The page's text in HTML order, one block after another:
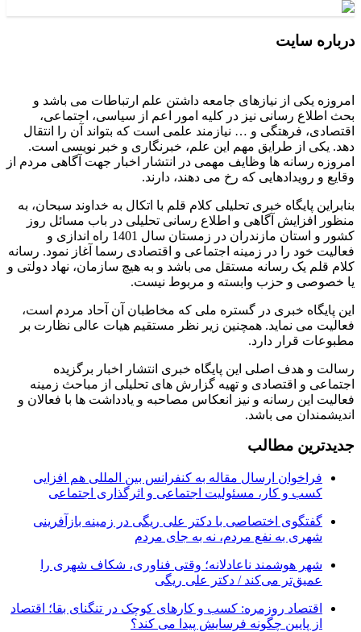
درباره سایت
امروزه یکی از نیازهای جامعه داشتن علم ارتباطات می باشد و
بحث اطلاع رسانی نیز در کلیه امور اعم از سیاسی، اجتماعی،
اقتصادی، فرهتگی و … نیازمند علمی است که بتواند آن را انتقال
دهد. یکی از طرایق مهم این علم، خبرنگاری و خبر نویسی است.
امروزه رسانه ها وظایف مهمی در انتشار اخبار جهت آگاهی مردم از
وقایع و رویدادهایی که رخ می دهند، دارند.
بنابراین پایگاه خبری تحلیلی کلام قلم با اتکال به خداوند سبحان، به
منظور افزایش آگاهی و اطلاع رسانی تحلیلی در باب مسائل روز
کشور و استان مازندران در زمستان سال 1401 راه اندازی و
فعالیت خود را در زمینه اجتماعی و اقتصادی رسما آغاز نمود. رسانه
کلام قلم یک رسانه مستقل می باشد و به هیچ سازمان، نهاد دولتی و
یا خصوصی و حزب وابسته و مربوط نیست.
این پایگاه خبری در گستره ملی که مخاطبان آن آحاد مردم است،
فعالیت می نماید. همچنین زیر نظر مستقیم هیات عالی نظارت بر
مطبوعات قرار دارد.
رسالت و هدف اصلی این پایگاه خبری انتشار اخبار برگزیده
اجتماعی و اقتصادی و تهیه گزارش های تحلیلی از مباحث زمینه
فعالیت این رسانه و نیز انعکاس مصاحبه و یادداشت ها با فعالان و
اندیشمندان می باشد.
جدیدترین مطالب
فراخوان ارسال مقاله به کنفرانس بین المللی هم افزایی
کسب و کار، مسئولیت اجتماعی و اثرگذاری اجتماعی
گفتگوی اختصاصی با دکتر علی ریگی در زمینه بازآفرینی
شهری به نفع مردم، نه به جای مردم
شهر هوشمند ناعادلانه؛ وقتی فناوری، شکاف شهری را
عمیق‌تر می‌کند / دکتر علی ریگی
اقتصاد روزمره: کسب‌ و کارهای کوچک در تنگنای بقا؛ اقتصاد
از پایین چگونه فرسایش پیدا می کند؟